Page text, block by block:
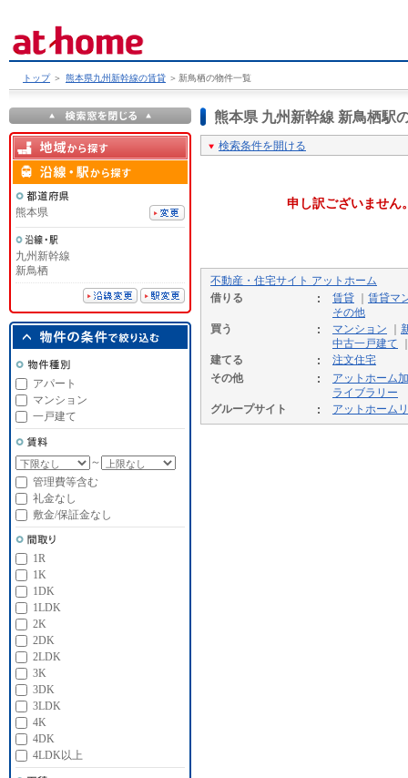
トップ ＞ 熊本県九州新幹線の賃貸 ＞ 新鳥栖の物件一覧
熊本県 九州新幹線 新鳥栖駅
検索条件を開ける
申し訳ございません
不動産・住宅サイト アットホーム
借りる
賃貸
賃貸マ
その他
買う
マンション
中古一戸建て
建てる
注文住宅
その他
アットホーム
ライブラリー
グループサイト
アットホーム
熊本県
九州新幹線
新鳥栖
アパート
マンション
一戸建て
～
管理費等含む
礼金なし
敷金/保証金なし
1R
1K
1DK
1LDK
2K
2DK
2LDK
3K
3DK
3LDK
4K
4DK
4LDK以上